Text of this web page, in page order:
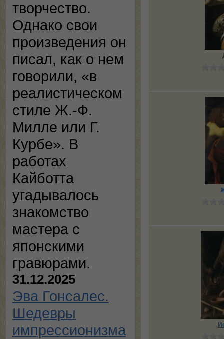
творчество.
Однако свои
произведения он
писал, как о нем
говорили, «в
реалистическом
стиле Ж.-Ф.
Милле или Г.
Курбе». В
работах
Кайботта
угадывалось
знакомство
мастера с
японскими
гравюрами.
31.12.2025
Эва Гонсалес.
Шедевры
импрессионизма